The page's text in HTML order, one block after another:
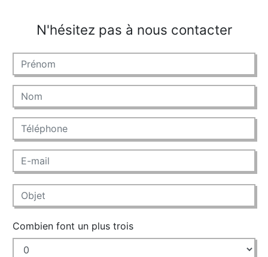
N'hésitez pas à nous contacter
Combien font un plus trois